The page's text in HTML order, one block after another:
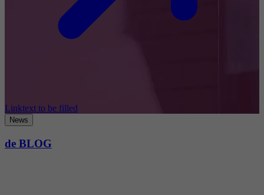
Linktext to be filled
News
de BLOG